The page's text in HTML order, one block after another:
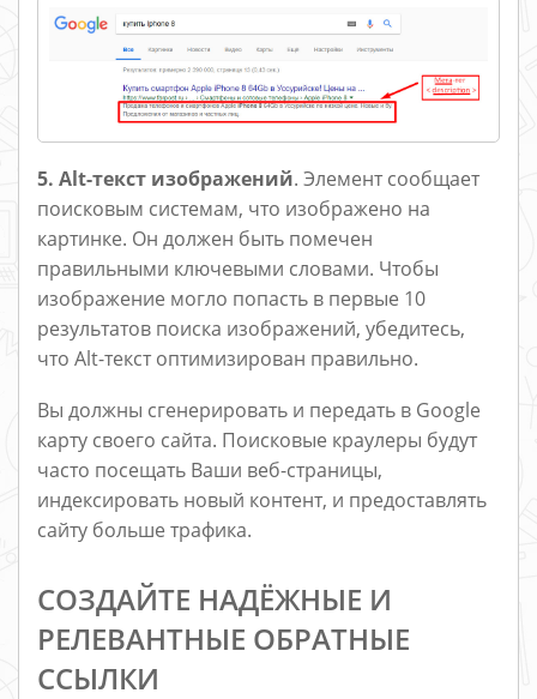
5. Alt-текст изображений. Элемент сообщает
поисковым системам, что изображено на
картинке. Он должен быть помечен
правильными ключевыми словами. Чтобы
изображение могло попасть в первые 10
результатов поиска изображений, убедитесь,
что Alt-текст оптимизирован правильно.
Вы должны сгенерировать и передать в Google
карту своего сайта. Поисковые краулеры будут
часто посещать Ваши веб-страницы,
индексировать новый контент, и предоставлять
сайту больше трафика.
СОЗДАЙТЕ НАДЁЖНЫЕ И
РЕЛЕВАНТНЫЕ ОБРАТНЫЕ
ССЫЛКИ